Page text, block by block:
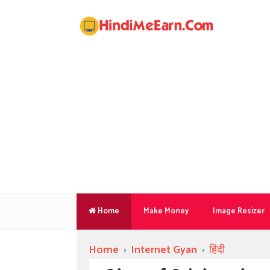
Home Make Money Image Resizer
Home › Internet Gyan ›हिंदी